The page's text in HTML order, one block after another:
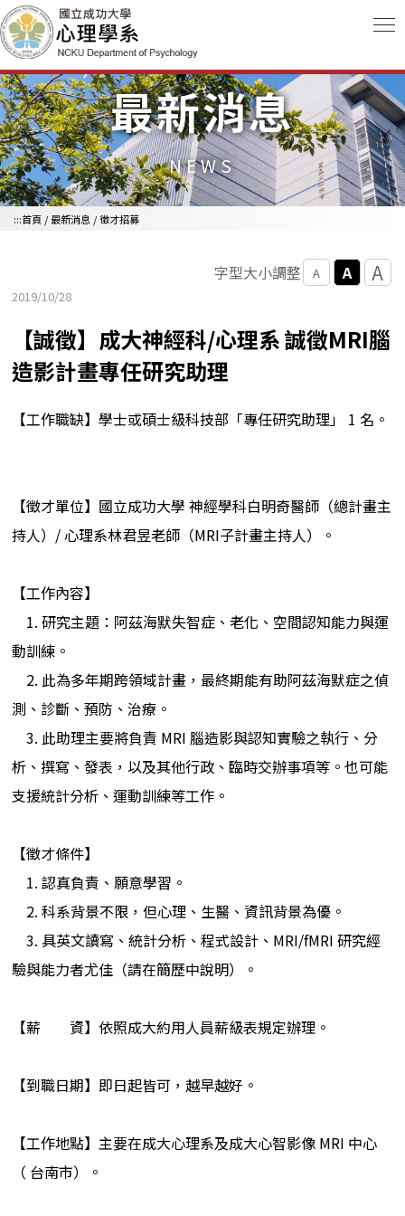
跳到主要內容區
最新消息
NEWS
:::首頁/最新消息 /徵才招募
字型大小調整 A A A
2019/10/28
【誠徵】成大神經科/心理系 誠徵MRI腦
造影計畫專任研究助理
【工作職缺】學士或碩士級科技部「專任研究助理」 1 名。
【徵才單位】國立成功大學 神經學科白明奇醫師（總計畫主
持人）/ 心理系林君昱老師（MRI子計畫主持人）。
【工作內容】
1. 研究主題：阿茲海默失智症、老化、空間認知能力與運
動訓練。
2. 此為多年期跨領域計畫，最終期能有助阿茲海默症之偵
測、診斷、預防、治療。
3. 此助理主要將負責 MRI 腦造影與認知實驗之執行、分
析、撰寫、發表，以及其他行政、臨時交辦事項等。也可能
支援統計分析、運動訓練等工作。
【徵才條件】
1. 認真負責、願意學習。
2. 科系背景不限，但心理、生醫、資訊背景為優。
3. 具英文讀寫、統計分析、程式設計、MRI/fMRI 研究經
驗與能力者尤佳（請在簡歷中說明）。
【薪 資】依照成大約用人員薪級表規定辦理。
【到職日期】即日起皆可，越早越好。
【工作地點】主要在成大心理系及成大心智影像 MRI 中心
（ 台南市）。